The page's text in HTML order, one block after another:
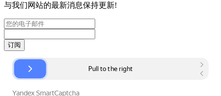
与我们网站的最新消息保持更新!
订阅